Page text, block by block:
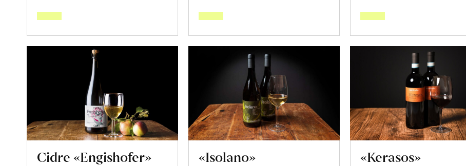
Cidre «Engishofer» «Isolano» «Kerasos»